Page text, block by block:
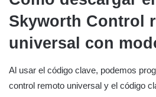
Skyworth Control
universal con
Al usar el código clave, podemos
control remoto universal y el código